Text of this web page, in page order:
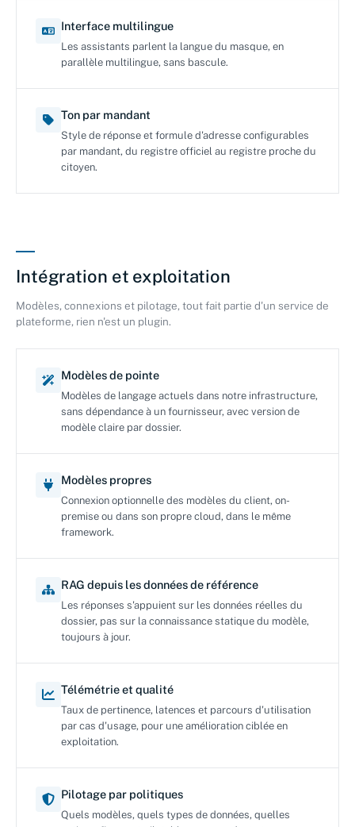
Interface multilingue
Les assistants parlent la langue du masque, en
parallèle multilingue, sans bascule.
Ton par mandant
Style de réponse et formule d'adresse configurables
par mandant, du registre officiel au registre proche du
citoyen.
Intégration et exploitation
Modèles, connexions et pilotage, tout fait partie d'un service de
plateforme, rien n'est un plugin.
Modèles de pointe
Modèles de langage actuels dans notre infrastructure,
sans dépendance à un fournisseur, avec version de
modèle claire par dossier.
Modèles propres
Connexion optionnelle des modèles du client, on-
premise ou dans son propre cloud, dans le même
framework.
RAG depuis les données de référence
Les réponses s'appuient sur les données réelles du
dossier, pas sur la connaissance statique du modèle,
toujours à jour.
Télémétrie et qualité
Taux de pertinence, latences et parcours d'utilisation
par cas d'usage, pour une amélioration ciblée en
exploitation.
Pilotage par politiques
Quels modèles, quels types de données, quelles